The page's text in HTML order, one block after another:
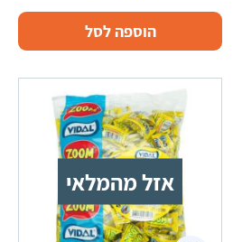
הוספה לסל
אזל מהמלאי